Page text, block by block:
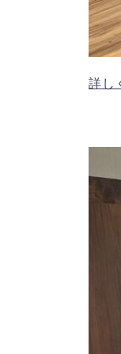
詳し